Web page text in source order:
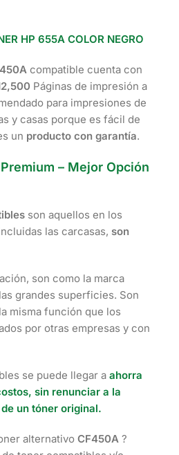
HP 655A COLOR NEGRO
compatible cuenta con
Páginas de impresión a
para impresiones de
y casas porque es fácil de
un producto con garantía.
– Mejor Opción
son aquellos en los
las carcasas, son
son como la marca
grandes superficies. Son
misma función que los
por otras empresas y con
se puede llegar a ahorra
sin renunciar a la
un tóner original.
alternativo CF450A ?